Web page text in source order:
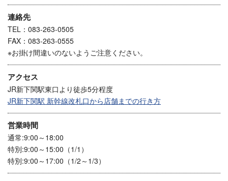
連絡先
TEL：083-263-0505
FAX：083-263-0555
※お掛け間違いのないようご注意ください。
アクセス
JR新下関駅東口より徒歩5分程度
JR新下関駅 新幹線改札口から店舗までの行き方
営業時間
通常:9:00～18:00
特別:9:00～15:00（1/1）
特別:9:00～17:00（1/2～1/3）